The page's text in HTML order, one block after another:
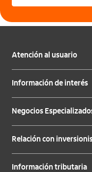
Atención al usuario
Información de interés
Negocios
Relación con
Información tributaria